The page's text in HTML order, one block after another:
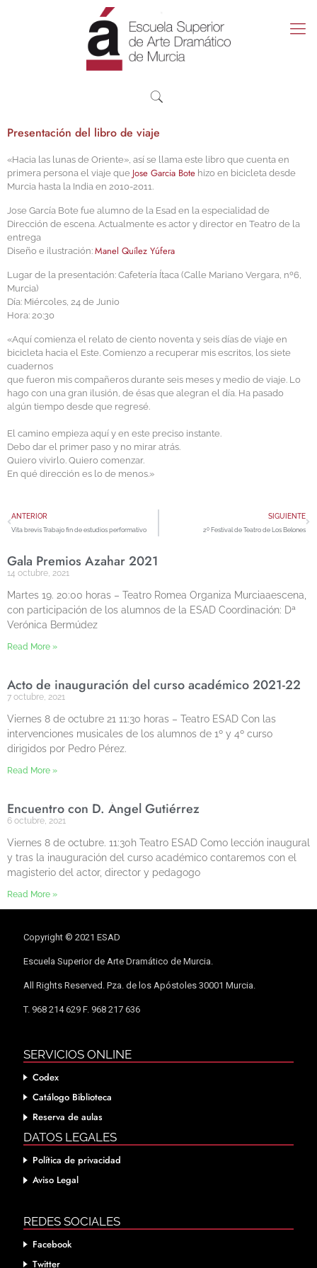
Presentación del libro de viaje
«Hacia las lunas de Oriente», así se llama este libro que cuenta en
primera persona el viaje que Jose Garcia Bote hizo en bicicleta desde
Murcia hasta la India en 2010-2011.
Jose García Bote fue alumno de la Esad en la especialidad de
Dirección de escena. Actualmente es actor y director en Teatro de la
entrega
Diseño e ilustración: Manel Quílez Yúfera
Lugar de la presentación: Cafetería Ítaca (Calle Mariano Vergara, nº6,
Murcia)
Día: Miércoles, 24 de Junio
Hora: 20:30
«Aquí comienza el relato de ciento noventa y seis días de viaje en
bicicleta hacia el Este. Comienzo a recuperar mis escritos, los siete
cuadernos
que fueron mis compañeros durante seis meses y medio de viaje. Lo
hago con una gran ilusión, de ésas que alegran el día. Ha pasado
algún tiempo desde que regresé.
El camino empieza aquí y en este preciso instante.
Debo dar el primer paso y no mirar atrás.
Quiero vivirlo. Quiero comenzar.
En qué dirección es lo de menos.»
ANTERIOR
Vita brevis Trabajo fin de estudios performativo
SIGUIENTE
2º Festival de Teatro de Los Belones
Gala Premios Azahar 2021
14 octubre, 2021
Martes 19. 20:00 horas – Teatro Romea Organiza Murciaaescena,
con participación de los alumnos de la ESAD Coordinación: Dª
Verónica Bermúdez
Read More »
Acto de inauguración del curso académico 2021-22
7 octubre, 2021
Viernes 8 de octubre 21 11:30 horas – Teatro ESAD Con las
intervenciones musicales de los alumnos de 1º y 4º curso
dirigidos por Pedro Pérez.
Read More »
Encuentro con D. Ángel Gutiérrez
6 octubre, 2021
Viernes 8 de octubre. 11:30h Teatro ESAD Como lección inaugural
y tras la inauguración del curso académico contaremos con el
magisterio del actor, director y pedagogo
Read More »
Copyright © 2021 ESAD
Escuela Superior de Arte Dramático de Murcia.
All Rights Reserved. Pza. de los Apóstoles 30001 Murcia.
T. 968 214 629 F. 968 217 636
SERVICIOS ONLINE
Codex
Catálogo Biblioteca
Reserva de aulas
DATOS LEGALES
Política de privacidad
Aviso Legal
REDES SOCIALES
Facebook
Twitter